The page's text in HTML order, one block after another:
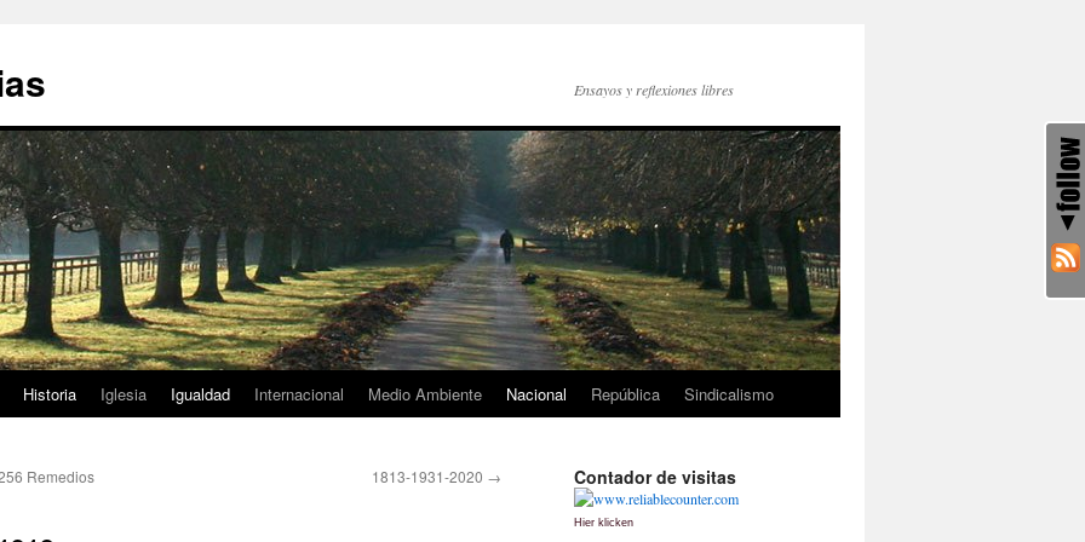
Ensayos y reflexiones libres
Historia Iglesia Igualdad Internacional Medio Ambiente Nacional República Sindicalismo
Remedios
1813-1931-2020 → Contador de visitas
Hier klicken